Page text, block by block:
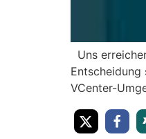
Uns
VCenter-